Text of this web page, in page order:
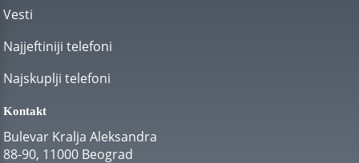
Vesti
Najjeftiniji telefoni
Najskuplji telefoni
Kontakt
Bulevar Kralja Aleksandra
88-90, 11000 Beograd